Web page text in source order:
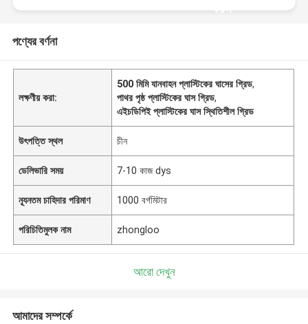
করুন
পণ্যের বর্ণনা
লক্ষণীয় করা:
500 মিমি যানবাহন প্লাস্টিকের ঘাসের গ্রিড,
পাথর পৃষ্ঠ প্লাস্টিকের ঘাস গ্রিড,
এইচডিপিই প্লাস্টিকের ঘাস স্থিতিশীল গ্রিড
উৎপত্তি স্থল চীন
ডেলিভারি সময় 7-10 কাজ dys
ন্যূনতম চাহিদার পরিমাণ 1000 বর্গমিটার
পরিচিতিমুলক নাম zhongloo
আরো দেখুন
আমাদের সম্পর্কে